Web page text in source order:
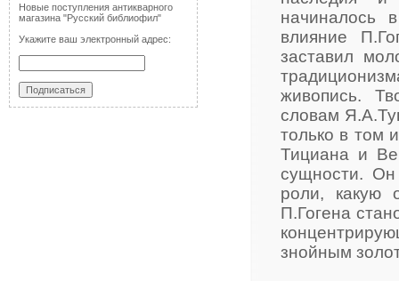
Новые поступления антикварного
магазина "Русский библиофил"
Укажите ваш электронный адрес:
начиналось
влияние
заставил
живопись.
словам
только в том
Тициана и
сущности. Он
роли, какую
П.Гогена
знойным